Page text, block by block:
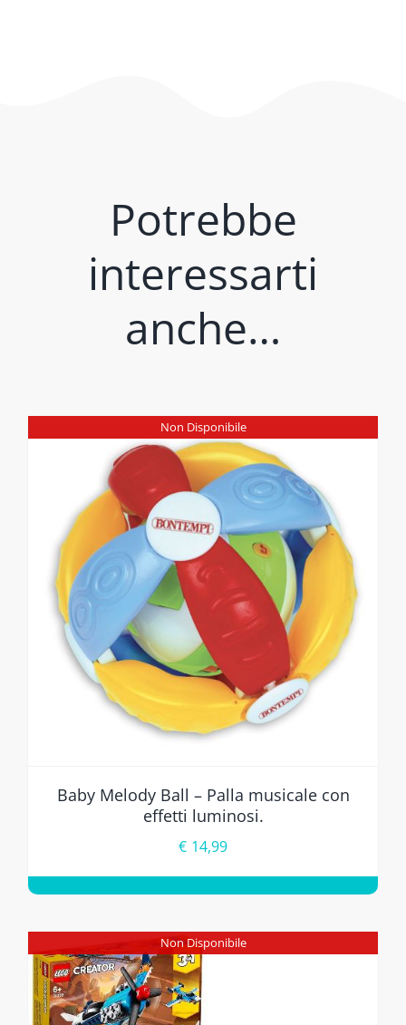
Potrebbe
interessarti
anche…
Non Disponibile
Baby Melody Ball – Palla musicale con
effetti luminosi.
€ 14,99
Non Disponibile